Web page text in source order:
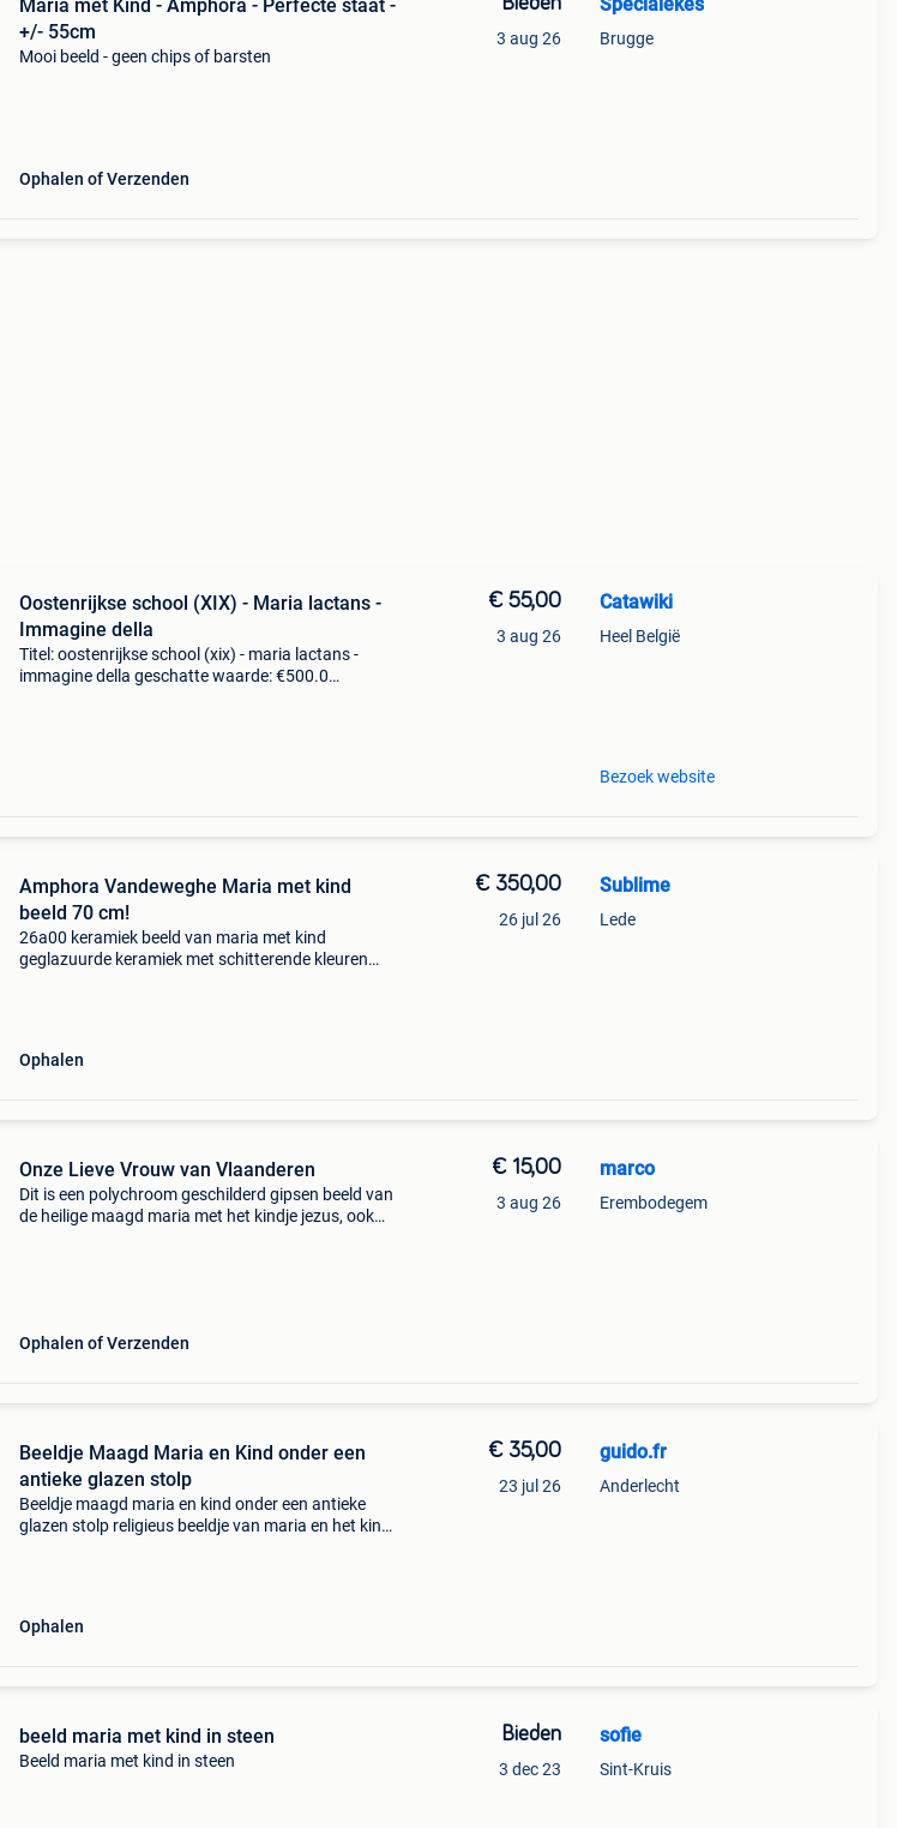
Maria met Kind - Amphora - Perfecte staat -
+/- 55cm
Mooi beeld - geen chips of barsten
Ophalen of Verzenden
3 aug 26 Brugge
Oostenrijkse school (XIX) - Maria lactans -
Immagine della
Titel: oostenrijkse school (xix) - maria lactans -
immagine della geschatte waarde: €500.0
€ 55,00
3 aug 26
Catawiki
Heel België
Bezoek website
Amphora Vandeweghe Maria met kind
beeld 70 cm!
26a00 keramiek beeld van maria met kind
geglazuurde keramiek met schitterende kleuren
Ophalen
€ 350,00
26 jul 26
Sublime
Lede
Onze Lieve Vrouw van Vlaanderen
Dit is een polychroom geschilderd gipsen beeld van
de heilige maagd maria met het kindje jezus, ook
Ophalen of Verzenden
€ 15,00
3 aug 26
marco
Erembodegem
Beeldje Maagd Maria en Kind onder een
antieke glazen stolp
Beeldje maagd maria en kind onder een antieke
glazen stolp religieus beeldje van maria en het kind,
Ophalen
€ 35,00
23 jul 26
guido.fr
Anderlecht
beeld maria met kind in steen
Beeld maria met kind in steen
Bieden
3 dec 23
sofie
Sint-Kruis